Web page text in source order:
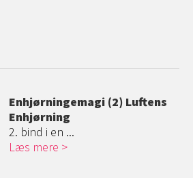
Enhjørningemagi (2) Luftens
Enhjørning
2. bind i en ...
Læs mere